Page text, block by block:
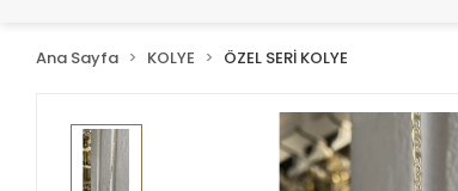
Ana Sayfa KOLYE ÖZEL SERİ KOLYE